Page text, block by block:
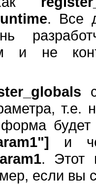
. Все
и не
и
. Этот
если вы